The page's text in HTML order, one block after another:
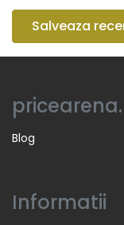
Salveaza
Blog
Informatii